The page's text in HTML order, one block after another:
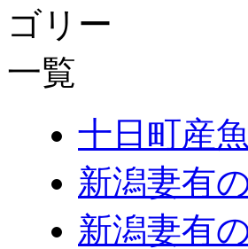
十日町産
新潟妻有
新潟妻有